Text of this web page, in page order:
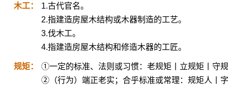
木工：
1.古代官名。
2.指建造房屋木结构或木器制造的工艺。
3.伐木工。
4.指建造房屋木结构和修造木器的工匠。
规矩：
①一定的标准、法则或习惯：老规矩丨立规矩丨守
②（行为）端正老实；合乎标准或常理：规矩人丨